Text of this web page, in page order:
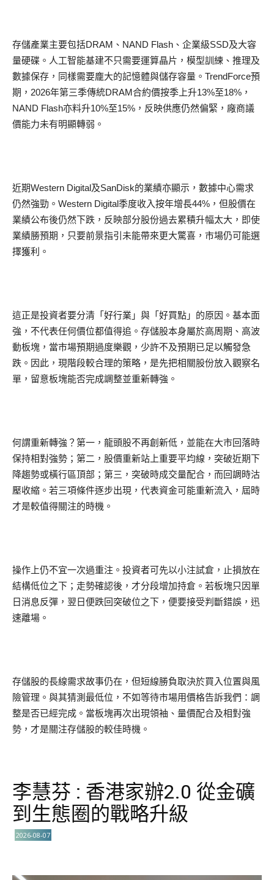
存儲產業主要包括DRAM、NAND Flash、企業級SSD及大容
量硬碟。人工智能基建不只需要運算晶片，模型訓練、推理及
數據保存，同樣需要龐大的記憶體與儲存容量。TrendForce預
期，2026年第三季傳統DRAM合約價按季上升13%至18%，
NAND Flash亦料升10%至15%，反映供應仍然偏緊，廠商議
價能力未有明顯轉弱。
近期Western Digital及SanDisk的業績亦顯示，數據中心需求
仍然強勁。Western Digital季度收入按年增長44%，但股價在
業績公布後仍然下跌，反映部分股份過去累積升幅太大，即使
業績勝預期，只要前景指引未能帶來更大驚喜，市場仍可能選
擇獲利。
這正是投資者要分清「好行業」與「好買點」的原因。基本面
強，不代表任何價位都值得追。存儲股本身屬於高周期、高波
動板塊，當市場預期過度樂觀，少許不及預期已足以觸發急
跌。因此，現階段較合理的策略，是先把相關股份放入觀察名
單，留意板塊能否完成調整並重新轉強。
何謂重新轉強？第一，龍頭股不再創新低，並能在大市回落時
保持相對強勢；第二，股價重新站上重要平均線，突破近期下
降趨勢或橫行區頂部；第三，突破時成交量配合，而回調時沽
壓收縮。若三項條件逐步出現，代表資金可能重新流入，屆時
才是較值得關注的時機。
操作上仍不宜一次過重注。投資者可先以小注試倉，止損放在
結構低位之下；走勢確認後，才分段增加持倉。若板塊只因單
日消息反彈，翌日便跌回突破位之下，便要接受判斷錯誤，迅
速離場。
存儲股的長線需求故事仍在，但短線勝負取決於買入位置與風
險管理。與其猜測最低位，不如等待市場用價格告訴我們：調
整是否已經完成。當板塊再次出現領袖、量價配合及相對強
勢，才是關注存儲股的較佳時機。
李慧芬 : 香港家辦2.0 從金礦
到生態圈的戰略升級
2026-08-07